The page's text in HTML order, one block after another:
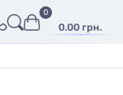
0.00 грн.
0